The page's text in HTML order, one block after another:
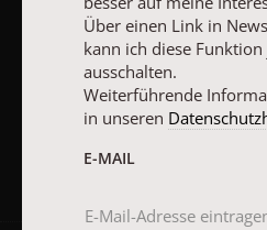
Über einen Link in
kann ich diese
ausschalten.
Weiterführende
in unseren
E-MAIL